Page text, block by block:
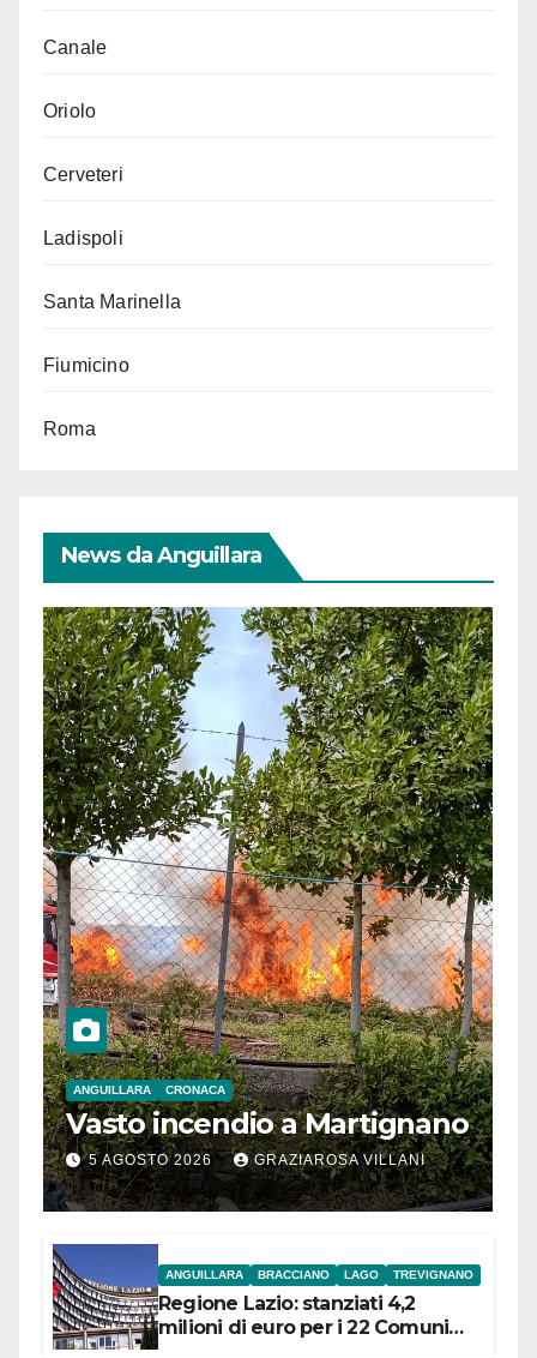
Canale
Oriolo
Cerveteri
Ladispoli
Santa Marinella
Fiumicino
Roma
News da Anguillara
ANGUILLARA CRONACA
Vasto incendio a Martignano
5 AGOSTO 2026 GRAZIAROSA VILLANI
ANGUILLARA BRACCIANO LAGO TREVIGNANO
Regione Lazio: stanziati 4,2
milioni di euro per i 22 Comuni